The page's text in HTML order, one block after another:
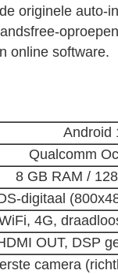
originele auto-
oproepen
online software.
Android
Qualcomm
8 GB RAM /
digitaal
4G,
OUT, DSP
camera